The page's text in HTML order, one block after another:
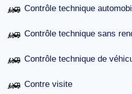
Contrôle technique
Contrôle technique sans
Contrôle technique de
Contre visite